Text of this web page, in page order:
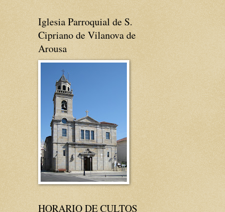
Iglesia Parroquial de S.
Cipriano de Vilanova de
Arousa
HORARIO DE CULTOS